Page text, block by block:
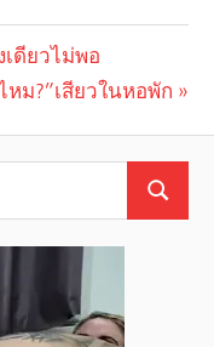
ดียวไม่พอ
ม?”เสียวในหอพัก